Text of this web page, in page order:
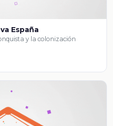
España
y la colonización